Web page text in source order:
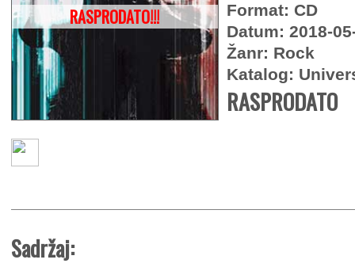
RASPRODATO!!!
Format: CD
Datum: 2018-
Žanr: Rock
Katalog:
RASPRODATO
Sadržaj: